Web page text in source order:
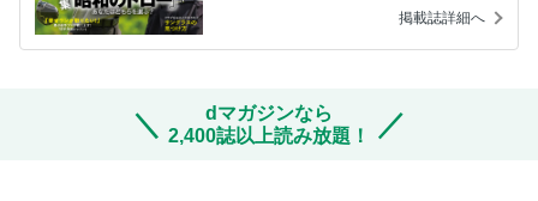
掲載誌詳細へ
dマガジンなら
2,400誌以上読み放題！